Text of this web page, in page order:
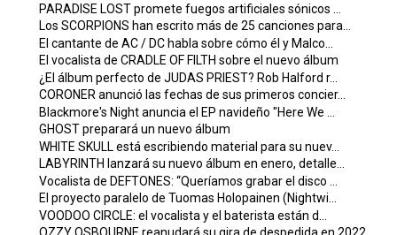
PARADISE LOST promete fuegos artificiales sónicos ...
Los SCORPIONS han escrito más de 25 canciones para...
El cantante de AC / DC habla sobre cómo él y Malco...
El vocalista de CRADLE OF FILTH sobre el nuevo álbum
¿El álbum perfecto de JUDAS PRIEST? Rob Halford r...
CORONER anunció las fechas de sus primeros concier...
Blackmore's Night anuncia el EP navideño "Here We ...
GHOST preparará un nuevo álbum
WHITE SKULL está escribiendo material para su nuev...
LABYRINTH lanzará su nuevo álbum en enero, detalle...
Vocalista de DEFTONES: “Queríamos grabar el disco ...
El proyecto paralelo de Tuomas Holopainen (Nightwi...
VOODOO CIRCLE: el vocalista y el baterista están d...